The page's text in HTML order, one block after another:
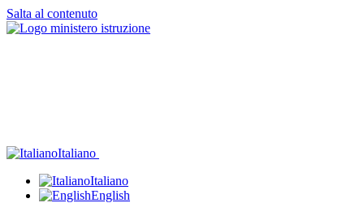
Salta al contenuto
Italiano
Italiano
English